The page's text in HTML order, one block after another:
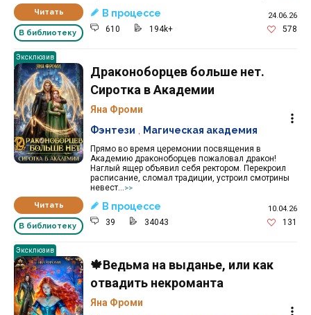
Читать
В библиотеку
В процессе 24.06.26
610 194k+ 578
Эксклюзив
Читать
В библиотеку
Драконоборцев больше нет.
Сиротка в Академии
Яна Фроми
Прямо во время церемонии посвящения в
Академию драконоборцев пожаловал дракон!
Наглый ящер объявил себя ректором. Перекроил
расписание, сломал традиции, устроил смотрины
невест...
>>
Фэнтези Магическая академия
В процессе 10.04.26
39 34043 131
Эксклюзив
🍁Ведьма на выданье, или как
отвадить некроманта
Яна Фроми